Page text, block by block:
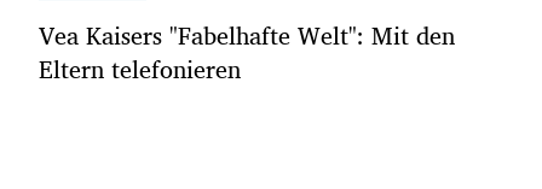
Vea Kaisers "Fabelhafte Welt": Mit den
Eltern telefonieren